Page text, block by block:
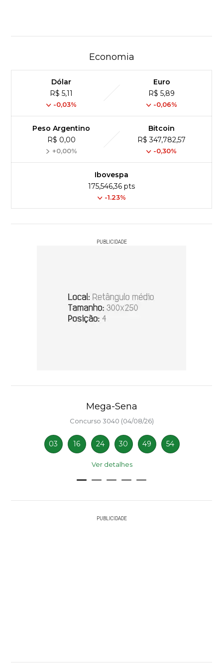
Economia
Dólar
R$ 5,11
-0,03%
Euro
R$ 5,89
-0,06%
Peso Argentino
R$ 0,00
+0,00%
Bitcoin
R$ 347,782,57
-0,30%
Ibovespa
175,546,36 pts
-1.23%
PUBLICIDADE
Mega-Sena
Concurso 3040 (04/08/26)
03 16 24 30 49 54
Ver detalhes
PUBLICIDADE